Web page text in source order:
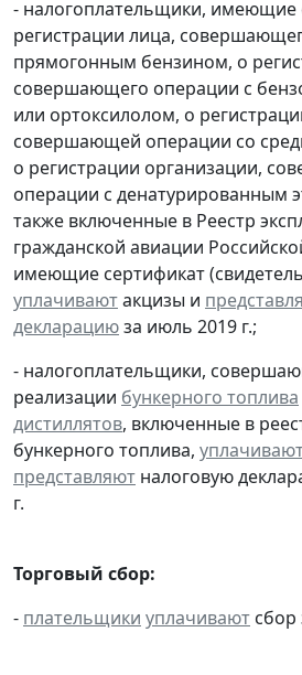
- налогоплательщики, имеющие
регистрации лица,
прямогонным бензином, о
совершающего операции с
или ортоксилолом, о
совершающей операции со
о регистрации организации,
операции с денатурированным
также включенные в Реестр
гражданской авиации
имеющие сертификат
уплачиваютакцизы и
декларациюза июль 2019 г.;
- налогоплательщики,
реализации бункерного топлива
дистиллятов, включенные в
бункерного топлива,
представляют налоговую
г.
Торговый сбор:
- плательщики уплачивают сбор